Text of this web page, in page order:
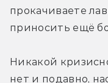
прокачиваете
приносить ещё
Никакой
нет и подавно,